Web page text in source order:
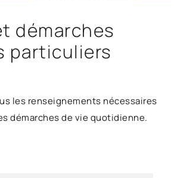
démarches
particuliers
les renseignements nécessaires
démarches de vie quotidienne.